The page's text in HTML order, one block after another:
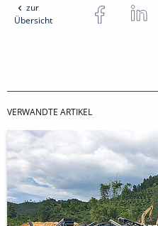
zur
Übersicht
VERWANDTE ARTIKEL